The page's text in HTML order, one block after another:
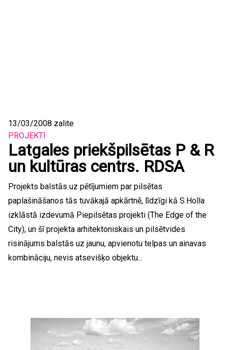
13/03/2008 zalite
PROJEKTI
Latgales priekšpilsētas P & R
un kultūras centrs. RDSA
Projekts balstās uz pētījumiem par pilsētas
paplašināšanos tās tuvākajā apkārtnē, līdzīgi kā S.Holla
izklāstā izdevumā Piepilsētas projekti (The Edge of the
City), un šī projekta arhitektoniskais un pilsētvides
risinājums balstās uz jaunu, apvienotu telpas un ainavas
kombināciju, nevis atsevišķo objektu...